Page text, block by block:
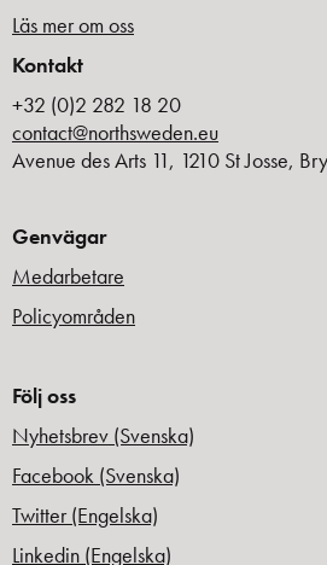
Läs mer om oss
Kontakt
+32 (0)2 282 18 20
contact@northsweden.eu
Avenue des Arts 11, 1210 St Josse,
Genvägar
Medarbetare
Policyområden
Följ oss
Nyhetsbrev (Svenska)
Facebook (Svenska)
Twitter (Engelska)
Linkedin (Engelska)